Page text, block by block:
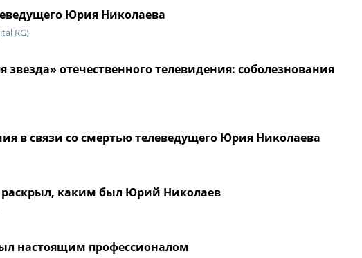
Юрия Николаева
RG)
отечественного телевидения: соболезнования
в связи со смертью телеведущего Юрия Николаева
каким был Юрий Николаев
настоящим профессионалом